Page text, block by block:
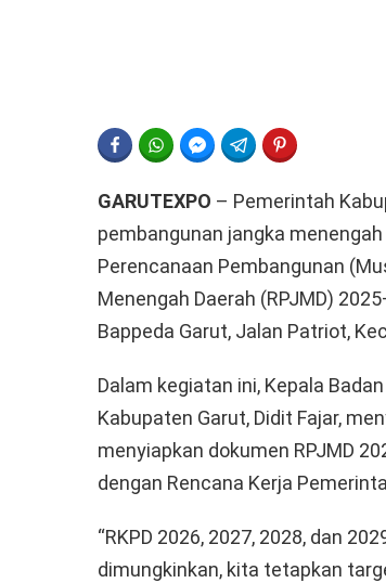
FACEBOOKWHATSAPPFACEBOOK
TELEGRAM
GARUTEXPO – Pemerintah
pembangunan jangka
Perencanaan Pembangunan
Menengah Daerah (RPJMD)
Bappeda Garut, Jalan Patriot,
Dalam kegiatan ini, Kepala
Kabupaten Garut, Didit Fajar,
menyiapkan dokumen RPJMD
dengan Rencana Kerja
“RKPD 2026, 2027, 2028, dan
dimungkinkan, kita tetapkan